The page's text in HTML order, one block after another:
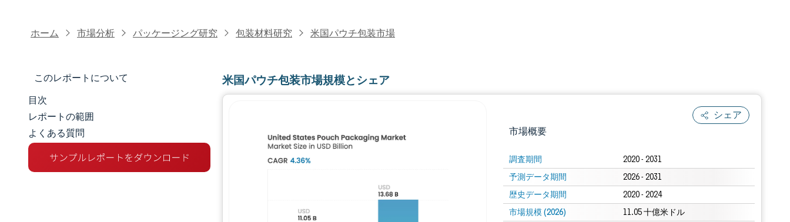
ホーム 市場分析 パッケージング研究 包装材料研究 米国パウチ包装市場
このレポートについて
市場規模とシェア
市場分析
トレンドとインサイト
目次
レポートの範囲
よくある質問
米国パウチ包装市場規模とシェア
シェア
市場概要
調査期間 2020 - 2031
予測データ期間 2026 - 2031
歴史データ期間 2020 - 2024
市場規模 (2026) 11.05 十億米ドル